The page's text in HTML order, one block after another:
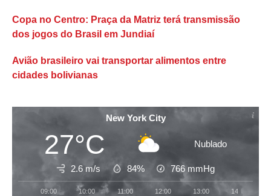
Copa no Centro: Praça da Matriz terá transmissão
dos jogos do Brasil em Jundiaí
Avião brasileiro vai transportar alimentos entre
cidades bolivianas
New York City
27°C Nublado
2.6 m/s 84% 766 mmHg
09:00 10:00 11:00 12:00 13:00 14:00